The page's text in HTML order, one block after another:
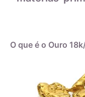
O que é o Ouro